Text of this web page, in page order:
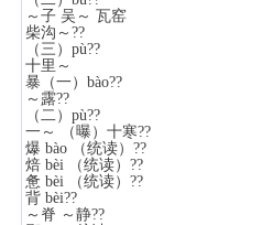
～子 吴～ 瓦窑
柴沟～??
（三）pù??
十里～
暴（一）bào??
～露??
（二）pù??
一～ （曝）十寒??
爆 bào （统读）??
焙 bèi （统读）??
惫 bèi （统读）??
背 bèi??
～脊 ～静??